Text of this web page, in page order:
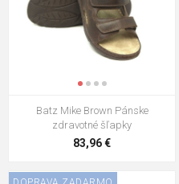
Batz Mike Brown Pánske
zdravotné šľapky
83,96 €